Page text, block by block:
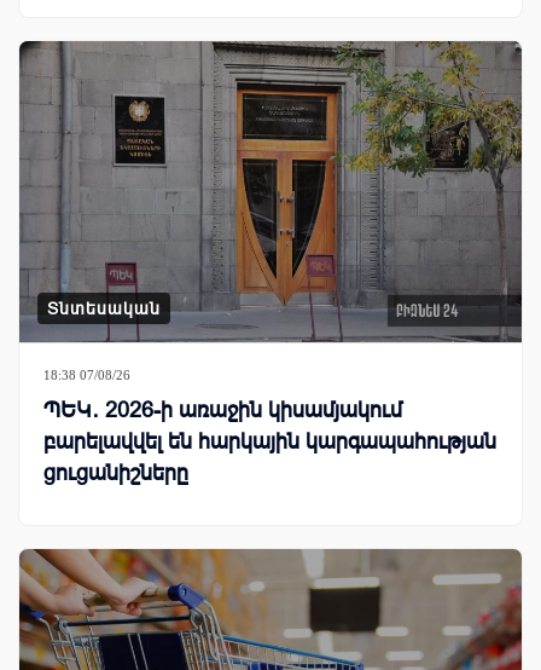
Տնտեսական
18:38 07/08/26
ՊԵԿ․ 2026-ի առաջին կիսամյակում
բարելավվել են հարկային կարգապահության
ցուցանիշները